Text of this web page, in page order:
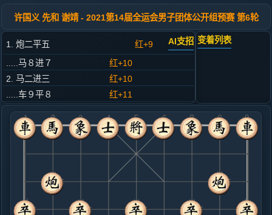
许国义 先和 谢靖 - 2021第14届全运会男子团体公开组预赛 第6轮
1. 炮二平五 红+9 AI支招
.....马８进７
红+10
2. 马二进三
红+10
.....车９平８
红+11
3. 车一平二
红+8
.....马２进３
红+12
4. 兵三进一
红+8
.....卒３进１
红+9
5. 马八进九
红+11
.....卒１进１
6. 车二进六
红+3
炮八进四
变着列表